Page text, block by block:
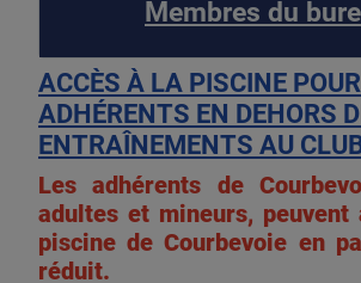
Membres du
ACCÈS À LA PISCINE
ADHÉRENTS EN DEHORS
ENTRAÎNEMENTS AU
Les adhérents de
adultes et mineurs, peuvent
piscine de Courbevoie en
réduit.